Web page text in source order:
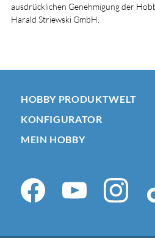
ausdrücklichen Genehmigung der
Harald Striewski GmbH.
HOBBY PRODUKTWELT
KONFIGURATOR
MEIN HOBBY